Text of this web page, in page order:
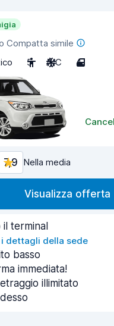
Compatta simile
5 A/C 4
7,9 Nella media
Visualizza offerta
il terminal
dettagli della sede
basso
immediata!
illimitato